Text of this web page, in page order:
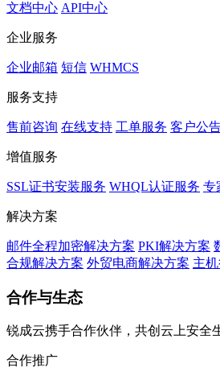
文档中心 API中心
企业服务
企业邮箱 短信 WHMCS
服务支持
售前咨询 在线支持 工单服务 客户公
增值服务
SSL证书安装服务 WHQL认证服务 专
解决方案
邮件全程加密解决方案 PKI解决方案
合规解决方案 外贸电商解决方案 主
合作与生态
锐成云携手合作伙伴，共创云上安全
合作推广